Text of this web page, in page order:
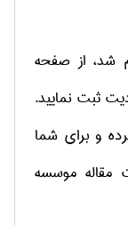
شد، از صفحه
ثبت نمایید.
و برای شما
مقاله موسسه